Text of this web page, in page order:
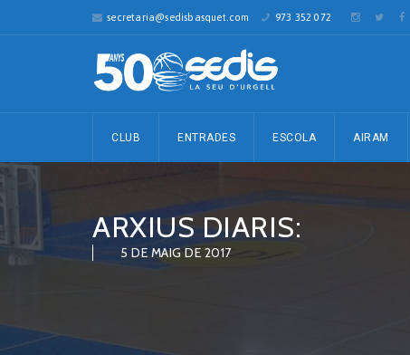
secretaria@sedisbasquet.com 973 352 072
CLUB ENTRADES ESCOLA AIRAM
ARXIUS DIARIS:
5 DE MAIG DE 2017